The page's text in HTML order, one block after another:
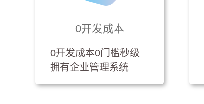
0开发成本
0开发成本0门槛秒级
拥有企业管理系统